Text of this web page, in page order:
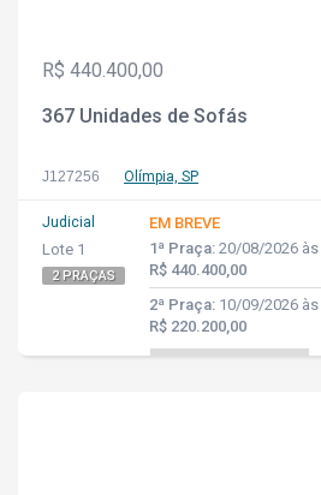
R$ 440.400,00
367 Unidades de Sofás
J127256 Olímpia, SP
Judicial
Lote 1
2 PRAÇAS
EM BREVE
1ª Praça: 20/08/2026 às
R$ 440.400,00
2ª Praça: 10/09/2026 às
R$ 220.200,00